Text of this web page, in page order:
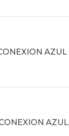
AZUL
AZUL